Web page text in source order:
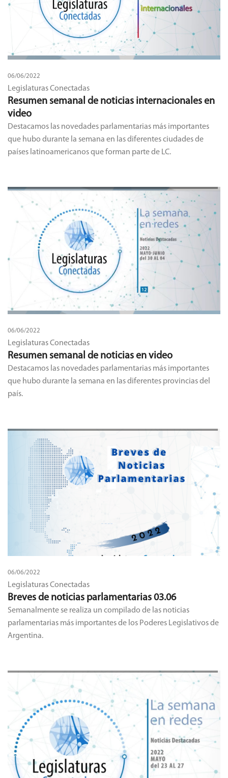
06/06/2022
Legislaturas Conectadas
Resumen semanal de noticias internacionales en
video
Destacamos las novedades parlamentarias más importantes
que hubo durante la semana en las diferentes ciudades de
países latinoamericanos que forman parte de LC.
06/06/2022
Legislaturas Conectadas
Resumen semanal de noticias en video
Destacamos las novedades parlamentarias más importantes
que hubo durante la semana en las diferentes provincias del
país.
06/06/2022
Legislaturas Conectadas
Breves de noticias parlamentarias 03.06
Semanalmente se realiza un compilado de las noticias
parlamentarias más importantes de los Poderes Legislativos de
Argentina.